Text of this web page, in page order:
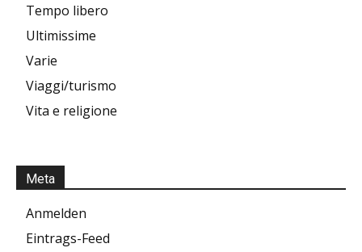
Tempo libero
Ultimissime
Varie
Viaggi/turismo
Vita e religione
Meta
Anmelden
Eintrags-Feed